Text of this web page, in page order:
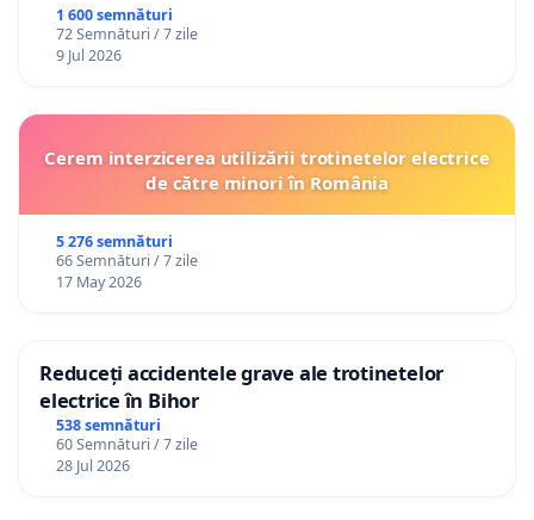
1 600 semnături
72 Semnături / 7 zile
9 Jul 2026
Cerem interzicerea utilizării trotinetelor electrice
de către minori în România
5 276 semnături
66 Semnături / 7 zile
17 May 2026
Reduceți accidentele grave ale trotinetelor
electrice în Bihor
538 semnături
60 Semnături / 7 zile
28 Jul 2026